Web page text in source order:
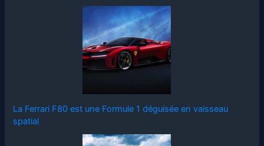
La Ferrari F80 est une Formule 1 déguisée en vaisseau
spatial